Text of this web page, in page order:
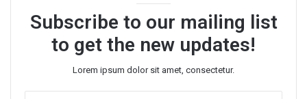
Subscribe to our mailing list
to get the new updates!
Lorem ipsum dolor sit amet, consectetur.